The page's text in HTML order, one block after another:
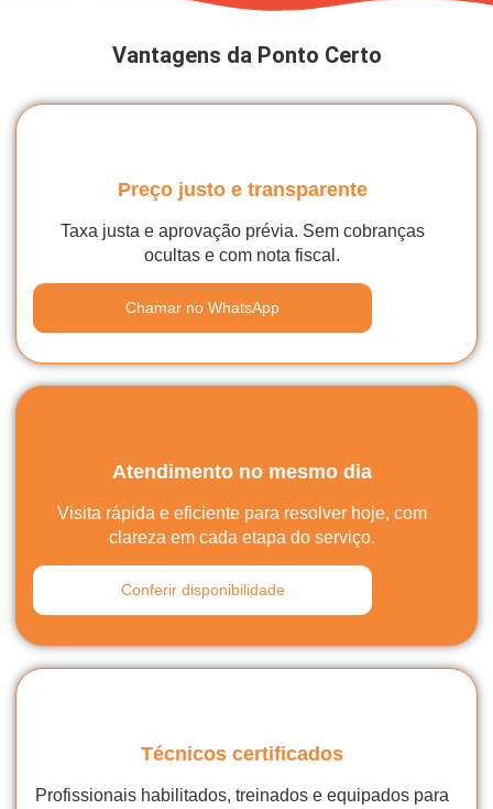
Vantagens da Ponto Certo
Preço justo e transparente
Taxa justa e aprovação prévia. Sem cobranças
ocultas e com nota fiscal.
Chamar no WhatsApp
Atendimento no mesmo dia
Visita rápida e eficiente para resolver hoje, com
clareza em cada etapa do serviço.
Conferir disponibilidade
Técnicos certificados
Profissionais habilitados, treinados e equipados para